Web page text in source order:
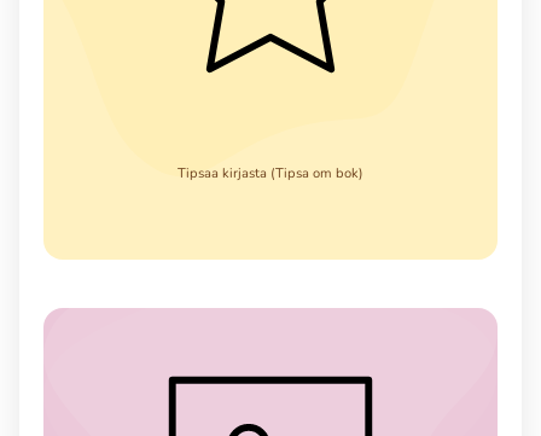
Tipsaa kirjasta (Tipsa om bok)